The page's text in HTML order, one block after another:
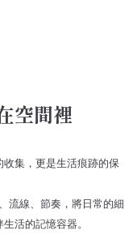
空間裡
集，更是生活痕跡的保
流線、節奏，將日常的細
活的記憶容器。